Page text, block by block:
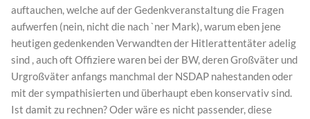
auftauchen, welche auf der Gedenkveranstaltung die Fragen
aufwerfen (nein, nicht die nach `ner Mark), warum eben jene
heutigen gedenkenden Verwandten der Hitlerattentäter adelig
sind , auch oft Offiziere waren bei der BW, deren Großväter und
Urgroßväter anfangs manchmal der NSDAP nahestanden oder
mit der sympathisierten und überhaupt eben konservativ sind.
Ist damit zu rechnen? Oder wäre es nicht passender, diese